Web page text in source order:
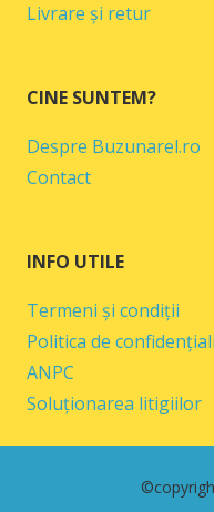
Livrare și retur
CINE SUNTEM?
Despre Buzunarel.ro
Contact
INFO UTILE
Termeni și condiții
Politica de
ANPC
Soluționarea litigiilor